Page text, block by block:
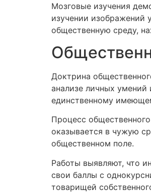
Мозговые изучения
изучении изображений
общественную среду,
Доктрина
анализе личных умений
единственному
Процесс
оказывается в чужую
общественном поле.
Работы выявляют, что
свои баллы с
товарищей